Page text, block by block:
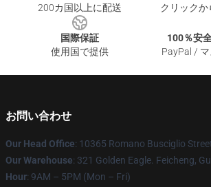
200カ国以上に配送
クリック
国際保証
使用国で提供
100％安
PayPal /
お問い合わせ
Our Head Office: 10365 Romano Busciglio
Our Warehouse: 321 Golden Eagle. Feicheng,
Hour: 9AM – 5PM (Mon – Fri)